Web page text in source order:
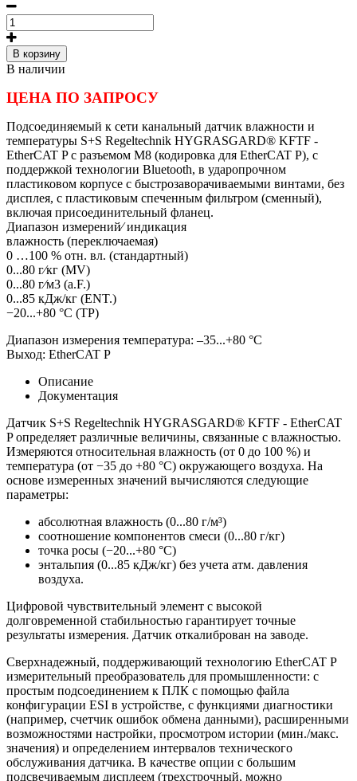
В корзину
В наличии
ЦЕНА ПО ЗАПРОСУ
Подсоединяемый к сети канальный датчик влажности и
температуры S+S Regeltechnik HYGRASGARD® KFTF -
EtherCAT P с разъемом M8 (кодировка для EtherCAT P), с
поддержкой технологии Bluetooth, в ударопрочном
пластиковом корпусе с быстрозаворачиваемыми винтами, без
дисплея, с пластиковым спеченным фильтром (сменный),
включая присоединительный фланец.
Диапазон измерений⁄ индикация
влажность (переключаемая)
0 …100 % отн. вл. (стандартный)
0...80 г⁄кг (MV)
0...80 г⁄м3 (a.F.)
0...85 кДж/кг (ENT.)
−20...+80 °C (TP)
Диапазон измерения температура: –35...+80 °C
Выход: EtherCAT P
Описание
Документация
Датчик S+S Regeltechnik HYGRASGARD® KFTF - EtherCAT
P определяет различные величины, связанные с влажностью.
Измеряются относительная влажность (от 0 до 100 %) и
температура (от −35 до +80 °C) окружающего воздуха. На
основе измеренных значений вычисляются следующие
параметры:
абсолютная влажность (0...80 г/м³)
соотношение компонентов смеси (0...80 г/кг)
точка росы (−20...+80 °C)
энтальпия (0...85 кДж/кг) без учета атм. давления
воздуха.
Цифровой чувствительный элемент с высокой
долговременной стабильностью гарантирует точные
результаты измерения. Датчик откалиброван на заводе.
Сверхнадежный, поддерживающий технологию EtherCAT P
измерительный преобразователь для промышленности: с
простым подсоединением к ПЛК с помощью файла
конфигурации ESI в устройстве, с функциями диагностики
(например, счетчик ошибок обмена данными), расширенными
возможностями настройки, просмотром истории (мин./макс.
значения) и определением интервалов технического
обслуживания датчика. В качестве опции с большим
подсвечиваемым дисплеем (трехстрочный, можно